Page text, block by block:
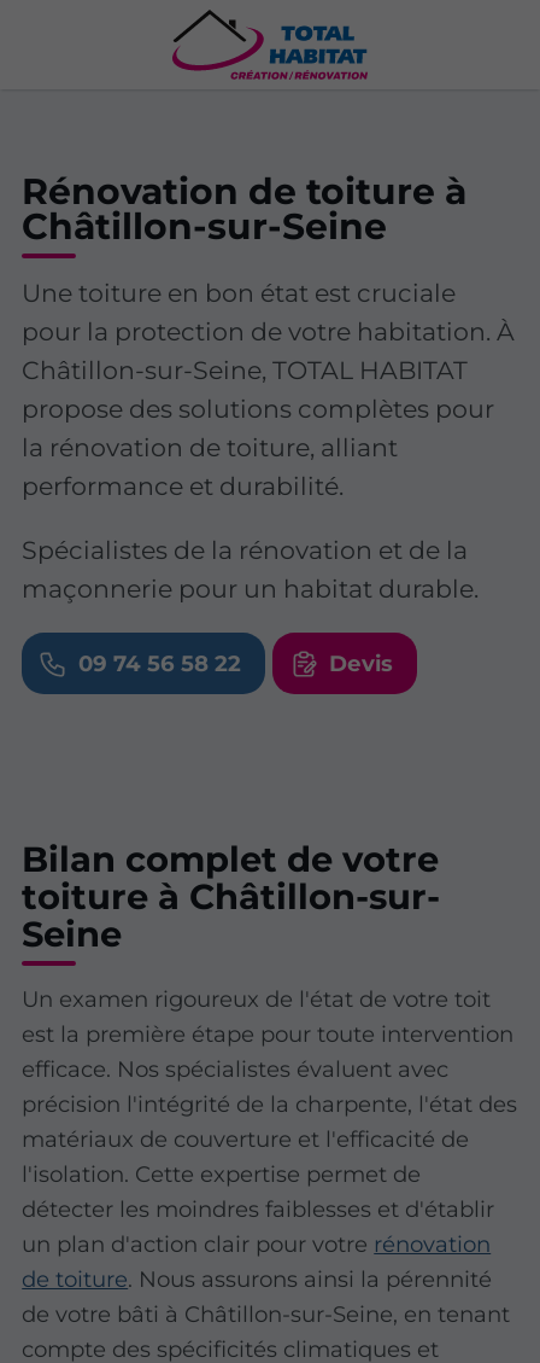
Rénovation de toiture à
Châtillon-sur-Seine
Une toiture en bon état est cruciale
pour la protection de votre habitation. À
Châtillon-sur-Seine, TOTAL HABITAT
propose des solutions complètes pour
la rénovation de toiture, alliant
performance et durabilité.
Spécialistes de la rénovation et de la
maçonnerie pour un habitat durable.
09 74 56 58 22 Devis
Bilan complet de votre
toiture à Châtillon-sur-
Seine
Un examen rigoureux de l'état de votre toit
est la première étape pour toute intervention
efficace. Nos spécialistes évaluent avec
précision l'intégrité de la charpente, l'état des
matériaux de couverture et l'efficacité de
l'isolation. Cette expertise permet de
détecter les moindres faiblesses et d'établir
un plan d'action clair pour votre rénovation
de toiture. Nous assurons ainsi la pérennité
de votre bâti à Châtillon-sur-Seine, en tenant
compte des spécificités climatiques et